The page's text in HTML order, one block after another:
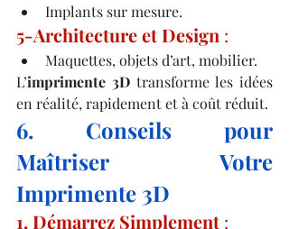
Implants sur mesure.
5-Architecture et Design :
Maquettes, objets d’art, mobilier.
L’imprimente 3D transforme les idées
en réalité, rapidement et à coût réduit.
6. Conseils pour
Maîtriser Votre
Imprimente 3D
1. Démarrez Simplement :